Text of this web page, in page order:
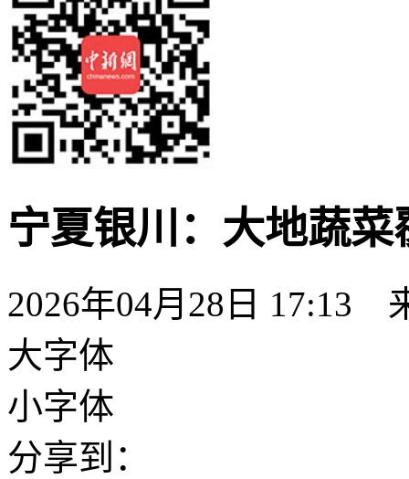
宁夏银川：大地蔬菜
2026年04月28日 17:13
大字体
小字体
分享到：